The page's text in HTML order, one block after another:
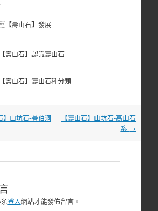
【壽山石】發展
【壽山石】認識壽山石
【壽山石】壽山石種分類
】山坑石-善伯洞
【壽山石】山坑石-高山石
系 →
登入網站才能發佈留言。